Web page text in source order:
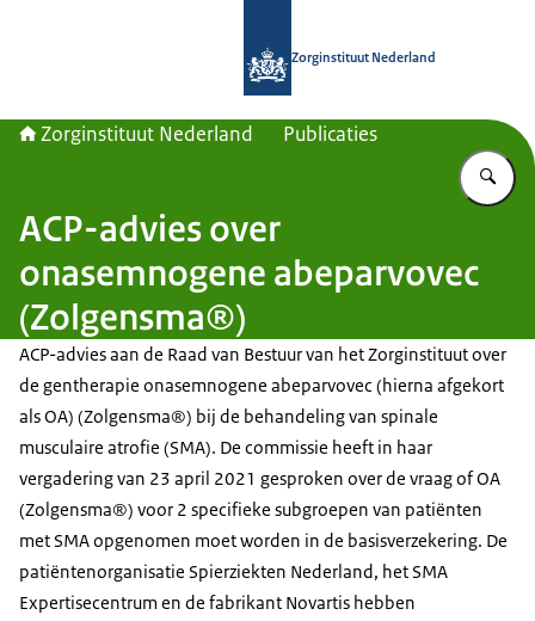
Zorginstituut Nederland
Zorginstituut Nederland Publicaties
ACP-advies over
onasemnogene abeparvovec
(Zolgensma®)
ACP-advies aan de Raad van Bestuur van het Zorginstituut over
de gentherapie onasemnogene abeparvovec (hierna afgekort
als OA) (Zolgensma®) bij de behandeling van spinale
musculaire atrofie (SMA). De commissie heeft in haar
vergadering van 23 april 2021 gesproken over de vraag of OA
(Zolgensma®) voor 2 specifieke subgroepen van patiënten
met SMA opgenomen moet worden in de basisverzekering. De
patiëntenorganisatie Spierziekten Nederland, het SMA
Expertisecentrum en de fabrikant Novartis hebben